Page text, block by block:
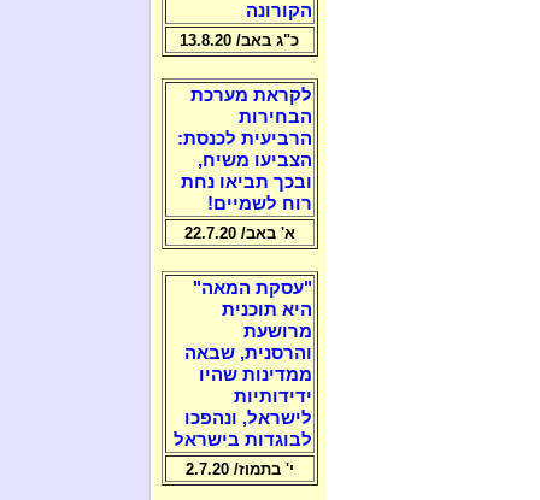
הקורונה
כ"ג באב/ 13.8.20
לקראת מערכת
הבחירות
הרביעית לכנסת:
הצביעו משיח,
ובכך תביאו נחת
רוח לשמיים!
א' באב/ 22.7.20
"עסקת המאה"
היא תוכנית
מרושעת
והרסנית, שבאה
ממדינות שהיו
ידידותיות
לישראל, ונהפכו
לבוגדות בישראל
י' בתמוז/ 2.7.20